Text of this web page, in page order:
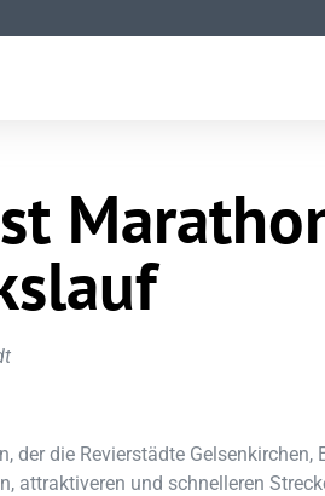
der die Revierstädte Gelsenkirchen,
attraktiveren und schnelleren